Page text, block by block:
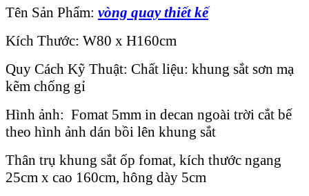
Tên Sản Phẩm: vòng quay thiết kế
Kích Thước: W80 x H160cm
Quy Cách Kỹ Thuật: Chất liệu: khung sắt sơn mạ
kẽm chống gỉ
Hình ảnh: Fomat 5mm in decan ngoài trời cắt bế
theo hình ảnh dán bồi lên khung sắt
Thân trụ khung sắt ốp fomat, kích thước ngang
25cm x cao 160cm, hông dày 5cm